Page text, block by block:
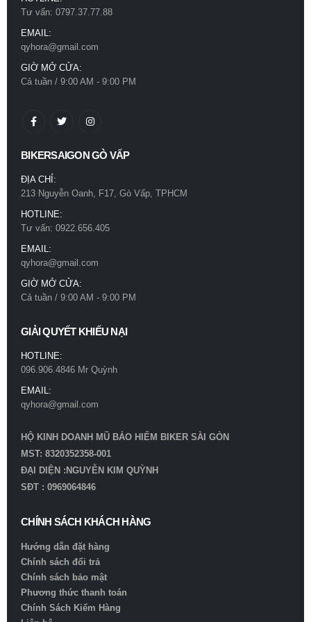
Tư vấn: 0797.37.77.88
EMAIL:
qyhora@gmail.com
GIỜ MỞ CỬA:
Cả tuần / 9:00 AM - 9:00 PM
BIKERSAIGON GÒ VẤP
ĐỊA CHỈ:
213 Nguyễn Oanh, F17, Gò Vấp, TPHCM
HOTLINE:
Tư vấn: 0922.656.405
EMAIL:
qyhora@gmail.com
GIỜ MỞ CỬA:
Cả tuần / 9:00 AM - 9:00 PM
GIẢI QUYẾT KHIẾU NẠI
HOTLINE:
096.906.4846 Mr Quỳnh
EMAIL:
qyhora@gmail.com
HỘ KINH DOANH MŨ BẢO HIỂM BIKER SÀI GÒN
MST: 8320352358-001
ĐẠI DIỆN :NGUYỄN KIM QUỲNH
SĐT : 0969064846
CHÍNH SÁCH KHÁCH HÀNG
Hướng dẫn đặt hàng
Chính sách đổi trả
Chính sách bảo mật
Phương thức thanh toán
Chính Sách Kiểm Hàng